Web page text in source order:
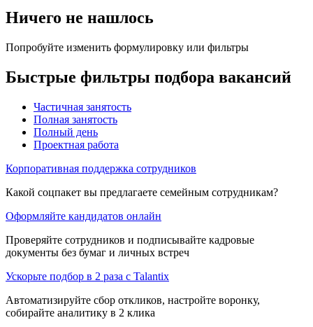
Ничего не нашлось
Попробуйте изменить формулировку или фильтры
Быстрые фильтры подбора вакансий
Частичная занятость
Полная занятость
Полный день
Проектная работа
Корпоративная поддержка сотрудников
Какой соцпакет вы предлагаете семейным сотрудникам?
Оформляйте кандидатов онлайн
Проверяйте сотрудников и подписывайте кадровые
документы без бумаг и личных встреч
Ускорьте подбор в 2 раза с Talantix
Автоматизируйте сбор откликов, настройте воронку,
собирайте аналитику в 2 клика